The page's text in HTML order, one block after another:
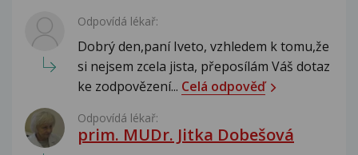
Odpovídá lékař:
Dobrý den,paní Iveto, vzhledem k tomu,že
si nejsem zcela jista, přeposílám Váš dotaz
ke zodpovězení... Celá odpověď
Odpovídá lékař:
prim. MUDr. Jitka Dobešová